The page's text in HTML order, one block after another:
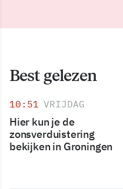
Best gelezen
10:51 VRIJDAG
Hier kun je de
zonsverduistering
bekijken in Groningen